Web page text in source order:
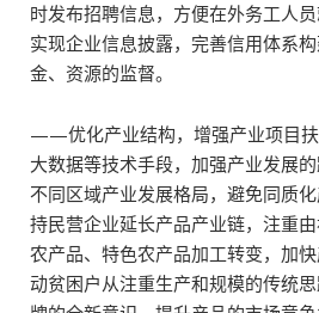
时发布招聘信息，方便在外务工人
实现企业信息披露，完善信用体系
金、资源的监督。
——优化产业结构，增强产业项目
大数据等技术手段，加强产业发展
不同区域产业发展格局，避免同质
持民营企业延长产品产业链，注重
农产品、特色农产品加工转变，加
动贫困户从注重生产和规模的传统